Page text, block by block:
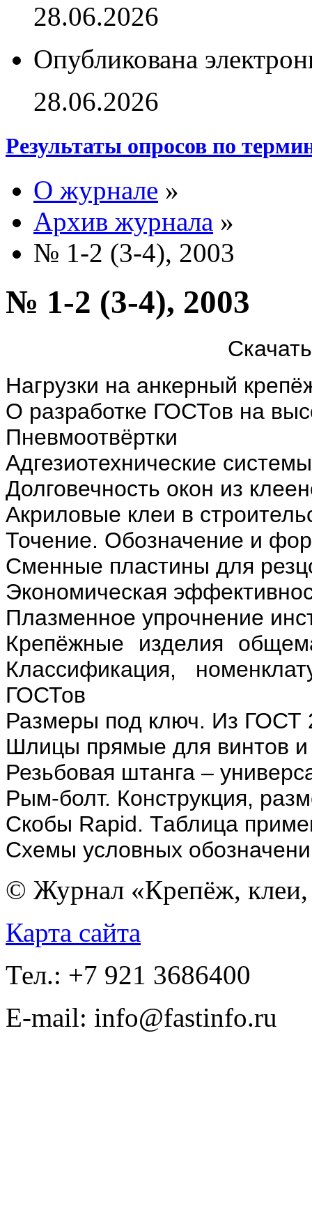
28.06.2026
Опубликована
28.06.2026
Результаты опросов по
О журнале »
Архив журнала »
№ 1-2 (3-4), 2003
№ 1-2 (3-4), 2003
Нагрузки на анкерный
О разработке ГОСТов на
Пневмоотвёртки
Адгезиотехнические
Долговечность окон из
Акриловые клеи в
Точение. Обозначение и
Сменные пластины для
Экономическая
Плазменное упрочнение
Крепёжные изделия
Классификация,
ГОСТов
Размеры под ключ. Из ГОСТ
Шлицы прямые для винтов
Резьбовая штанга –
Рым-болт. Конструкция,
Скобы Rapid. Таблица
Схемы условных
© Журнал «Крепёж, клеи,
Карта сайта
Тел.: +7 921 3686400
E-mail: info@fastinfo.ru